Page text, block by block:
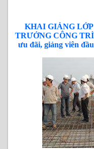
KHAI GIẢNG
TRƯỞNG CÔNG
ưu đãi, giảng viên